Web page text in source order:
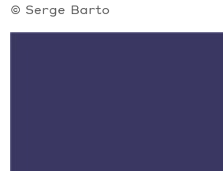
© Serge Barto